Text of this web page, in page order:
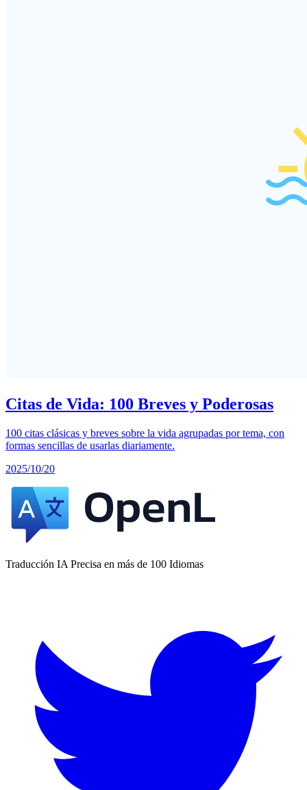
Citas de Vida: 100 Breves y Poderosas
100 citas clásicas y breves sobre la vida agrupadas por tema, con
formas sencillas de usarlas diariamente.
2025/10/20
Traducción IA Precisa en más de 100 Idiomas